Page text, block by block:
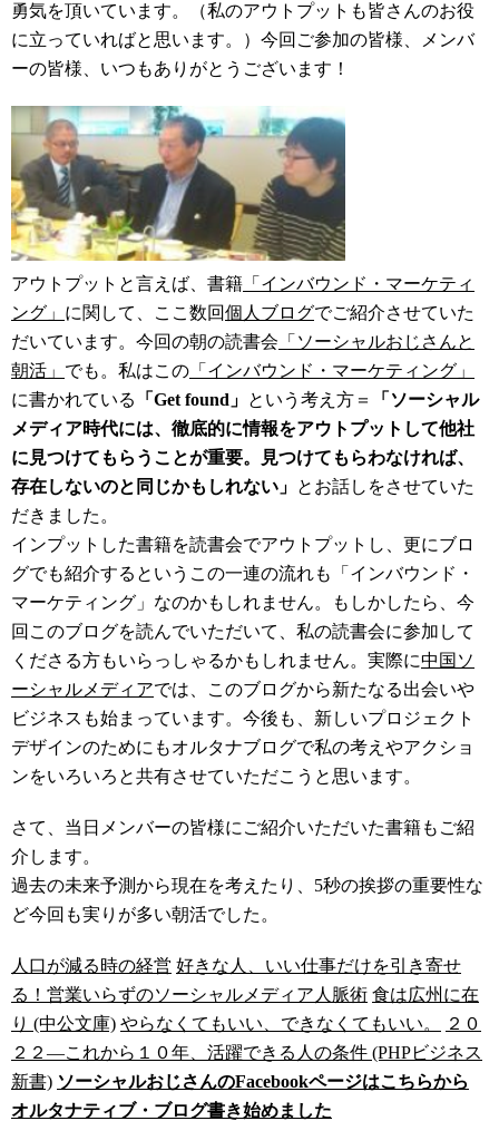
勇気を頂いています。（私のアウトプットも皆さんのお役
に立っていればと思います。）今回ご参加の皆様、メンバ
ーの皆様、いつもありがとうございます！
アウトプットと言えば、書籍 「インバウンド・マーケティ
ング」 に関して、ここ数回個人ブログでご紹介させていた
だいています。今回の朝の読書会 「ソーシャルおじさんと
朝活」 でも。私はこの 「インバウンド・マーケティング」
に書かれている
「Get found」 という考え方＝
「ソーシャル
メディア時代には、徹底的に情報をアウトプットして他社
に見つけてもらうことが重要。見つけてもらわなければ、
存在しないのと同じかもしれない」 とお話しをさせていた
だきました。
インプットした書籍を読書会でアウトプットし、更にブロ
グでも紹介するというこの一連の流れも
「インバウンド・
マーケティング」 なのかもしれません。もしかしたら、今
回このブログを読んでいただいて、私の読書会に参加して
くださる方もいらっしゃるかもしれません。実際に中国ソ
ーシャルメディアでは、このブログから新たなる出会いや
ビジネスも始まっています。今後も、新しいプロジェクト
デザインのためにもオルタナブログで私の考えやアクショ
ンをいろいろと共有させていただこうと思います。
さて、当日メンバーの皆様にご紹介いただいた書籍もご紹
介します。
過去の未来予測から現在を考えたり、5秒の挨拶の重要性な
ど今回も実りが多い朝活でした。
人口が減る時の経営 好きな人、いい仕事だけを引き寄せ
る！営業いらずのソーシャルメディア人脈術 食は広州に在
り (中公文庫) やらなくてもいい、できなくてもいい。
２０
２２―これから１０年、活躍できる人の条件 (PHPビジネス
新書) ソーシャルおじさんのFacebookページはこちらから
オルタナティブ・ブログ書き始めました